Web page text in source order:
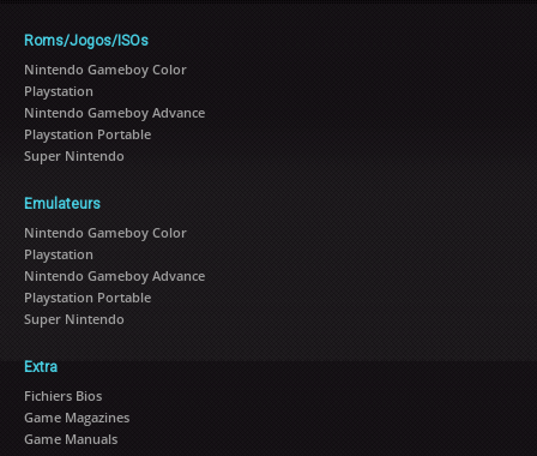
Roms/Jogos/ISOs
Nintendo Gameboy Color
Playstation
Nintendo Gameboy Advance
Playstation Portable
Super Nintendo
Emulateurs
Nintendo Gameboy Color
Playstation
Nintendo Gameboy Advance
Playstation Portable
Super Nintendo
Extra
Fichiers Bios
Game Magazines
Game Manuals